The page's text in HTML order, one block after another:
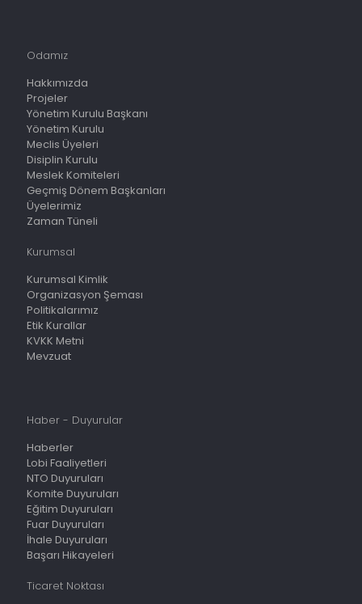
Odamız
Hakkımızda
Projeler
Yönetim Kurulu Başkanı
Yönetim Kurulu
Meclis Üyeleri
Disiplin Kurulu
Meslek Komiteleri
Geçmiş Dönem Başkanları
Üyelerimiz
Zaman Tüneli
Kurumsal
Kurumsal Kimlik
Organizasyon Şeması
Politikalarımız
Etik Kurallar
KVKK Metni
Mevzuat
Haber - Duyurular
Haberler
Lobi Faaliyetleri
NTO Duyuruları
Komite Duyuruları
Eğitim Duyuruları
Fuar Duyuruları
İhale Duyuruları
Başarı Hikayeleri
Ticaret Noktası